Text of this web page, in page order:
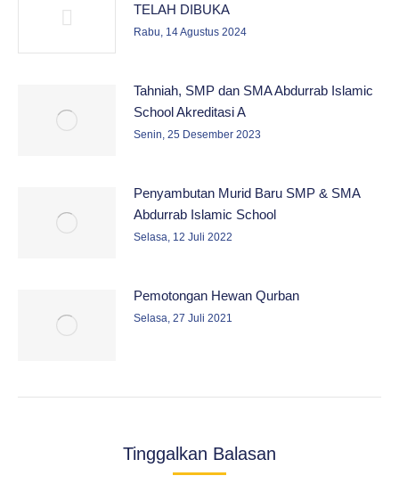
TELAH DIBUKA
Rabu, 14 Agustus 2024
Tahniah, SMP dan SMA Abdurrab Islamic
School Akreditasi A
Senin, 25 Desember 2023
Penyambutan Murid Baru SMP & SMA
Abdurrab Islamic School
Selasa, 12 Juli 2022
Pemotongan Hewan Qurban
Selasa, 27 Juli 2021
Tinggalkan Balasan